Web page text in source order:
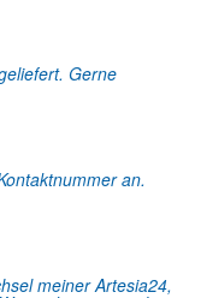
Gerne
an.
meiner Artesia24,